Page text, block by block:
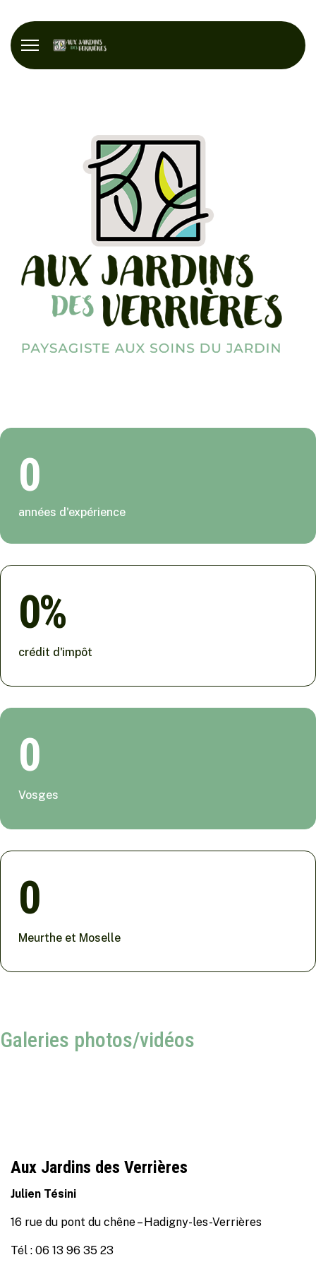
0
années d'expérience
0
crédit d'impôt
0
Vosges
0
Meurthe et Moselle
Galeries photos/vidéos
Aux Jardins des Verrières
Julien Tésini
16 rue du pont du chêne – Hadigny-les-Verrières
Tél : 06 13 96 35 23